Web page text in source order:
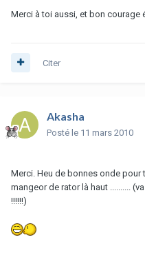
Merci à toi aussi, et bon courage
Citer
Akasha
Posté le 11 mars 2010
Merci. Heu de bonnes onde
mangeor de rator là haut ..........
!!!!!!)